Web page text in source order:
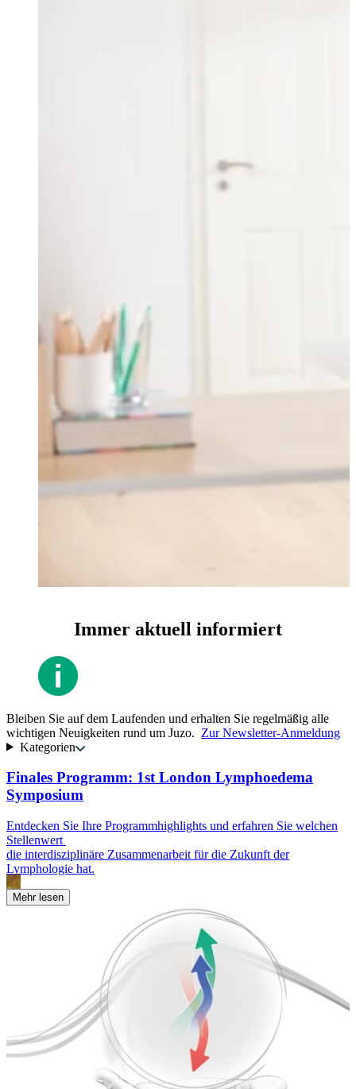
Immer aktuell informiert
Bleiben Sie auf dem Laufenden und erhalten Sie regelmäßig alle
wichtigen Neuigkeiten rund um Juzo. Zur Newsletter-Anmeldung
Kategorien
Finales Programm: 1st London Lymphoedema
Symposium
Entdecken Sie Ihre Programmhighlights und erfahren Sie welchen
Stellenwert
die interdisziplinäre Zusammenarbeit für die Zukunft der
Lymphologie hat.
Mehr lesen